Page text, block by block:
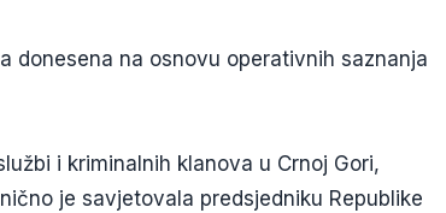
donesena na osnovu operativnih saznanja
i kriminalnih klanova u Crnoj Gori,
je savjetovala predsjedniku Republike